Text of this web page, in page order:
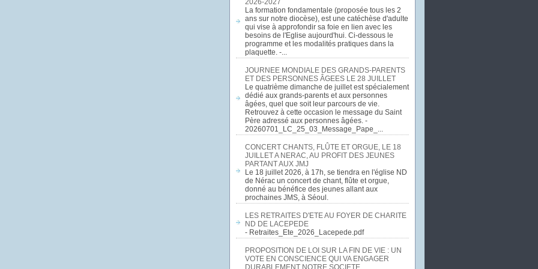
2026-2027
La formation fondamentale (proposée tous les 2
ans sur notre diocèse), est une catéchèse d'adulte
qui vise à approfondir sa foie en lien avec les
besoins de l'Eglise aujourd'hui. Ci-dessous le
programme et les modalités pratiques dans la
plaquette. -...
JOURNEE MONDIALE DES GRANDS-PARENTS
ET DES PERSONNES ÂGEES LE 28 JUILLET
Le quatrième dimanche de juillet est spécialement
dédié aux grands-parents et aux personnes
âgées, quel que soit leur parcours de vie.
Retrouvez à cette occasion le message du Saint
Père adressé aux personnes âgées. -
20260701_LC_25_03_Message_Pape_...
CONCERT CHANTS, FLÛTE ET ORGUE, LE 18
JUILLET A NERAC, AU PROFIT DES JEUNES
PARTANT AUX JMJ
Le 18 juillet 2026, à 17h, se tiendra en l'église ND
de Nérac un concert de chant, flûte et orgue,
donné au bénéfice des jeunes allant aux
prochaines JMS, à Séoul.
LES RETRAITES D'ETE AU FOYER DE CHARITE
ND DE LACEPEDE
- Retraites_Ete_2026_Lacepede.pdf
PROPOSITION DE LOI SUR LA FIN DE VIE : UN
VOTE EN CONSCIENCE QUI VA ENGAGER
DURABLEMENT NOTRE SOCIETE